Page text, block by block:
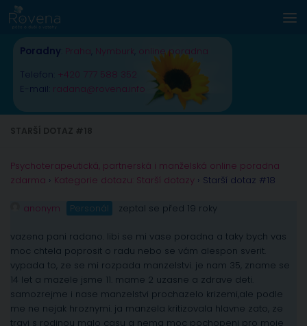
Skip to content
Poradny Praha Nymburk online poradna
Telefon: +420 777 588 352
E-mail: radana@rovena.info
Psychoterapeutická, partnerská i manželská online poradna
zdarma › Kategorie dotazu: Starší dotazy › Starší dotaz #18
anonym Personál zeptal se před 19 roky
vazena pani radano. libi se mi vase poradna a taky bych vas
moc chtela poprosit o radu nebo se vám alespon sverit.
vypada to, ze se mi rozpada manzelstvi. je nam 35, zname se
14 let a mazele jsme 11. mame 2 uzasne a zdrave deti.
samozrejme i nase manzelstvi prochazelo krizemi,ale podle
me ne nejak hroznymi. ja manzela kritizovala hlavne zato, ze
travi s rodinou malo casu a nema moc pochopeni pro moje